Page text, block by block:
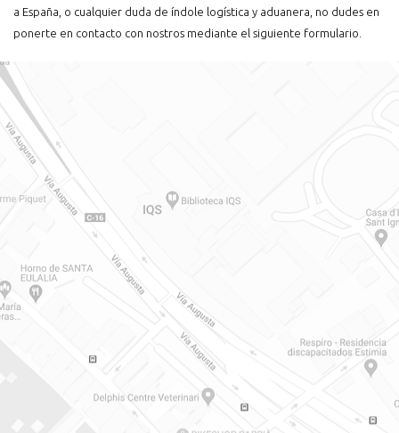
a España, o cualquier duda de índole logística y aduanera, no dudes en
ponerte en contacto con nostros mediante el siguiente formulario.